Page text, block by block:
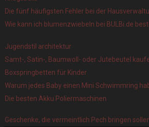
Die fünf häufigsten Fehler bei der
Wie kann ich blumenzwiebeln bei BULBi.de
Jugendstil architektur
Samt-, Satin-, Baumwoll- oder Jutebeutel
Boxspringbetten für Kinder
Warum jedes Baby einen Mini Schwimmring
Die besten Akku Poliermaschinen
Geschenke, die vermeintlich Pech bringen